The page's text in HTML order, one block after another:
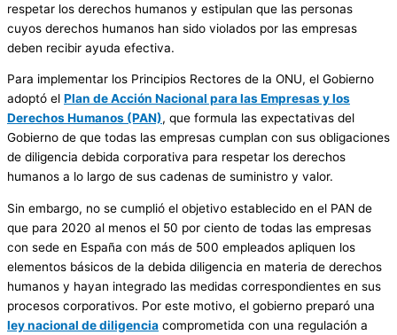
respetar los derechos humanos y estipulan que las personas
cuyos derechos humanos han sido violados por las empresas
deben recibir ayuda efectiva.
Para implementar los Principios Rectores de la ONU, el Gobierno
adoptó el Plan de Acción Nacional para las Empresas y los
Derechos Humanos (PAN), que formula las expectativas del
Gobierno de que todas las empresas cumplan con sus obligaciones
de diligencia debida corporativa para respetar los derechos
humanos a lo largo de sus cadenas de suministro y valor.
Sin embargo, no se cumplió el objetivo establecido en el PAN de
que para 2020 al menos el 50 por ciento de todas las empresas
con sede en España con más de 500 empleados apliquen los
elementos básicos de la debida diligencia en materia de derechos
humanos y hayan integrado las medidas correspondientes en sus
procesos corporativos. Por este motivo, el gobierno preparó una
ley nacional de diligencia comprometida con una regulación a